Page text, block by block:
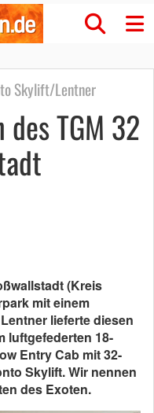
Skylift/Lentner
TGM 32
(Kreis
mit einem
lieferte diesen
luftgefederten 18-
Entry Cab mit 32-
Skylift. Wir nennen
des Exoten.